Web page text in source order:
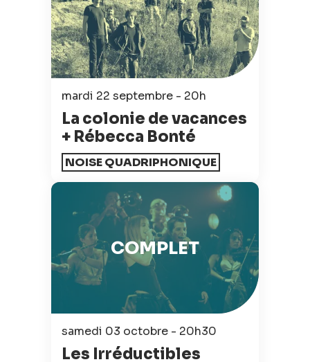
mardi 22 septembre - 20h
La colonie de vacances
+ Rébecca Bonté
NOISE QUADRIPHONIQUE
samedi 03 octobre - 20h30
Les Irréductibles
COMPLET